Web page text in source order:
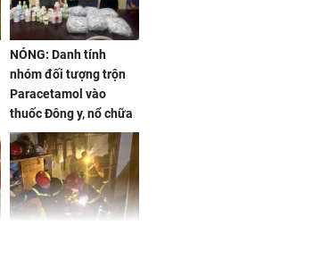
NÓNG: Danh tính
nhóm đối tượng trộn
Paracetamol vào
thuốc Đông y, nổ chữa
bách bệnh